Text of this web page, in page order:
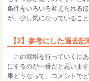
条件をいろいろ変えられる
が、少し気になっていること
【2】参考にした過去
この栽培を行っていくに
にするのが一番だと思いま
果どうなって、コメントで